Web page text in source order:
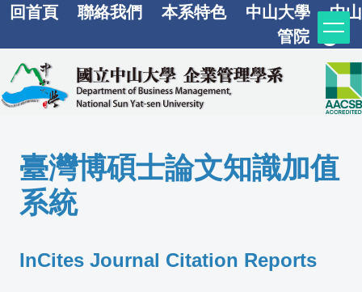
跳
要
內
回首頁 聯絡我們 本系特色 中山大學
中山
管院
臺灣博碩士論文知識加值
系統
InCites Journal Citation Reports